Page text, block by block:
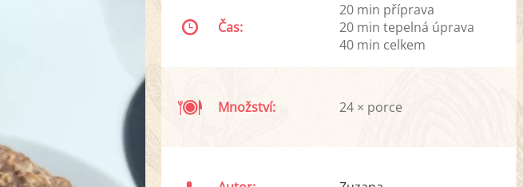
Čas:
20 min příprava
20 min tepelná úprava
40 min celkem
Množství: 24 × porce